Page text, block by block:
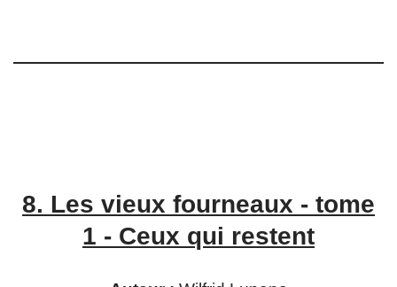
8. Les vieux fourneaux - tome
1 - Ceux qui restent